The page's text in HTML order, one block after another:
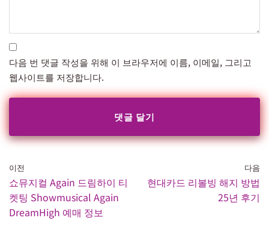
다음 번 댓글 작성을 위해 이 브라우저에 이름, 이메일, 그리고
웹사이트를 저장합니다.
이전
쇼뮤지컬 Again 드림하이 티
켓팅 Showmusical Again
DreamHigh 예매 정보
다음
현대카드 리볼빙 해지 방법
25년 후기